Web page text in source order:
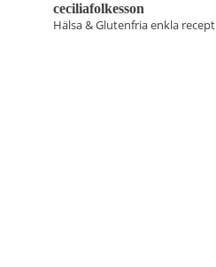
ceciliafolkesson
Hälsa & Glutenfria enkla recept